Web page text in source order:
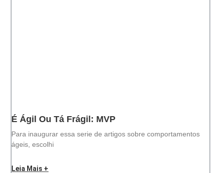
É Ágil Ou Tá Frágil: MVP
Para inaugurar essa serie de artigos sobre comportamentos
ágeis, escolhi
Leia Mais +